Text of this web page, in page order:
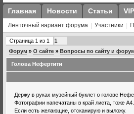
Главная Новости Статьи
Ленточный вариант форума Участники
Страница 1 из 1
1
Форум » О сайте » Вопросы по сайту и
Голова Нефертити
Держу в руках музейный буклет о голове
Фотографии напечатаны в край листа, тоже А4.
Если есть желающие, отсканирую и выложу.